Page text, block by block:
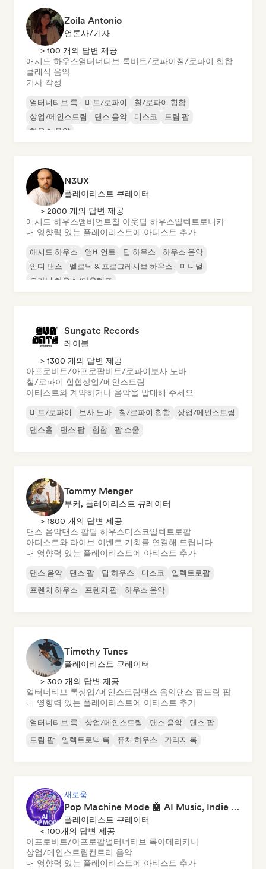
Zoila Antonio
언론사/기자
> 100 개의 답변 제공
애시드 하우스얼터너티브 록비트/로파이칠/로파이 힙합
클래식 음악
기사 작성
얼터너티브 록 비트/로파이
칠/로파이 힙합
상업/메인스트림
댄스 음악 디스코
드림 팝
하우스 음악
N3UX
플레이리스트 큐레이터
> 2800 개의 답변 제공
애시드 하우스앰비언트칠 아웃딥 하우스일렉트로니카
내 영향력 있는 플레이리스트에 아티스트 추가
애시드 하우스 앰비언트 딥 하우스
하우스 음악
인디 댄스
멜로딕 & 프로그레시브 하우스
미니멀
오가닉 하우스/다운템포
Sungate Records
레이블
> 1300 개의 답변 제공
아프로비트/아프로팝비트/로파이 보사 노바
칠/로파이 힙합상업/메인스트림
아티스트와 계약하거나 음악을 발매해 주세요
비트/로파이 보사 노바 칠/로파이 힙합
상업/메인스트림
댄스홀
댄스 팝 힙합 팝 소울
Tommy Menger
부커, 플레이리스트 큐레이터
> 1800 개의 답변 제공
댄스 음악댄스 팝딥 하우스디스코일렉트로팝
아티스트와 라이브 이벤트 기회를 연결해 드립니다
내 영향력 있는 플레이리스트에 아티스트 추가
댄스 음악 댄스 팝 딥 하우스 디스코
일렉트로팝
프렌치 하우스
프렌치 팝 하우스 음악
Timothy Tunes
플레이리스트 큐레이터
> 300 개의 답변 제공
얼터너티브 록상업/메인스트림댄스 음악댄스 팝드림 팝
내 영향력 있는 플레이리스트에 아티스트 추가
얼터너티브 록 상업/메인스트림 댄스 음악
댄스 팝
드림 팝
일렉트로닉 록 퓨처 하우스 가라지 록
새로움
Pop Machine Mode 🤖 AI Music, Indie Pop & Dream Pop
플레이리스트 큐레이터
< 100개의 답변 제공
아프로비트/아프로팝얼터너티브 록아메리카나
상업/메인스트림컨트리 음악
내 영향력 있는 플레이리스트에 아티스트 추가